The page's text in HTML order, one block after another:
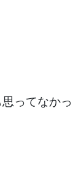
ってなかっ